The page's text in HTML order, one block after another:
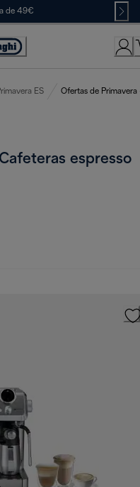
de 49€
ES Ofertas de Primavera
espresso